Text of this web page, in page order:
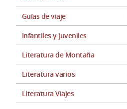
Guías de viaje
Infantiles y juveniles
Literatura de Montaña
Literatura varios
Literatura Viajes